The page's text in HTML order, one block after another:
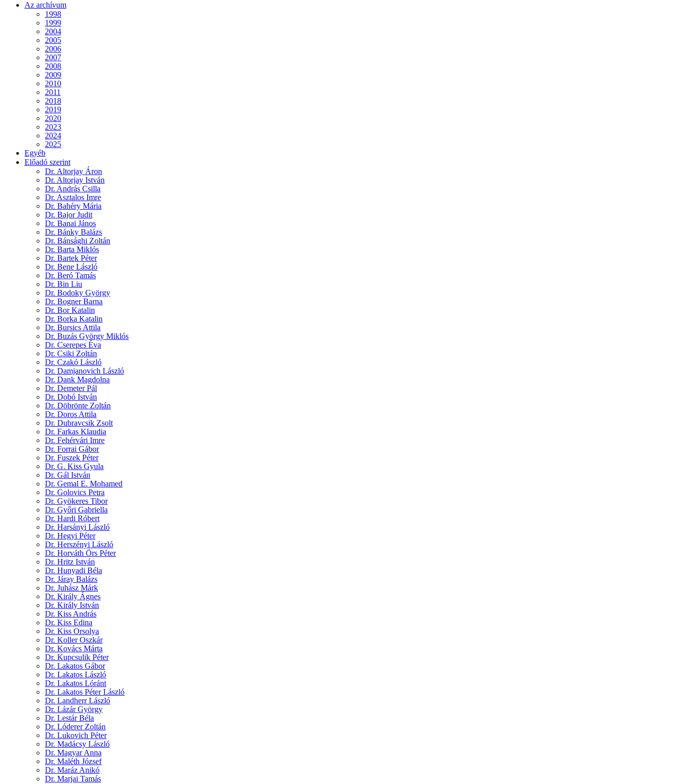
Az archívum
1998
1999
2004
2005
2006
2007
2008
2009
2010
2011
2018
2019
2020
2023
2024
2025
Egyéb
Előadó szerint
Dr. Altorjay Áron
Dr. Altorjay István
Dr. András Csilla
Dr. Asztalos Imre
Dr. Bahéry Mária
Dr. Bajor Judit
Dr. Banai János
Dr. Bánky Balázs
Dr. Bánsághi Zoltán
Dr. Barta Miklós
Dr. Bartek Péter
Dr. Bene László
Dr. Beró Tamás
Dr. Bin Liu
Dr. Bodoky György
Dr. Bogner Barna
Dr. Bor Katalin
Dr. Borka Katalin
Dr. Bursics Attila
Dr. Buzás György Miklós
Dr. Cserepes Éva
Dr. Csiki Zoltán
Dr. Czakó László
Dr. Damjanovich László
Dr. Dank Magdolna
Dr. Demeter Pál
Dr. Dobó István
Dr. Döbrönte Zoltán
Dr. Doros Attila
Dr. Dubravcsik Zsolt
Dr. Farkas Klaudia
Dr. Fehérvári Imre
Dr. Forrai Gábor
Dr. Fuszek Péter
Dr. G. Kiss Gyula
Dr. Gál István
Dr. Gemal E. Mohamed
Dr. Golovics Petra
Dr. Gyökeres Tibor
Dr. Győri Gabriella
Dr. Hardi Róbert
Dr. Harsányi László
Dr. Hegyi Péter
Dr. Herszényi László
Dr. Horváth Örs Péter
Dr. Hritz István
Dr. Hunyadi Béla
Dr. Járay Balázs
Dr. Juhász Márk
Dr. Király Ágnes
Dr. Király István
Dr. Kiss András
Dr. Kiss Edina
Dr. Kiss Orsolya
Dr. Koller Oszkár
Dr. Kovács Márta
Dr. Kupcsulik Péter
Dr. Lakatos Gábor
Dr. Lakatos László
Dr. Lakatos Lóránt
Dr. Lakatos Péter László
Dr. Landherr László
Dr. Lázár György
Dr. Lestár Béla
Dr. Lóderer Zoltán
Dr. Lukovich Péter
Dr. Madácsy László
Dr. Magyar Anna
Dr. Maléth József
Dr. Maráz Anikó
Dr. Marjai Tamás